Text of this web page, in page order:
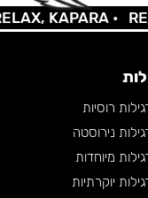
KAPARA •
רוסיות
נירוסטה
מיוחדות
יוקרתיות